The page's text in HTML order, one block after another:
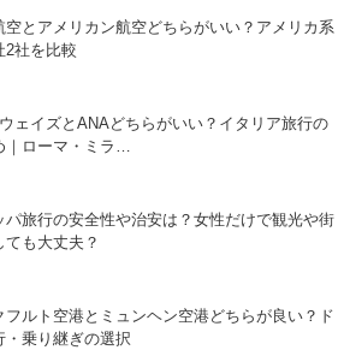
空とアメリカン航空どちらがいい？アメリカ系
2社を比較
ェイズとANAどちらがいい？イタリア旅行の
｜ローマ・ミラ…
パ旅行の安全性や治安は？女性だけで観光や街
ても大丈夫？
フルト空港とミュンヘン空港どちらが良い？ド
・乗り継ぎの選択